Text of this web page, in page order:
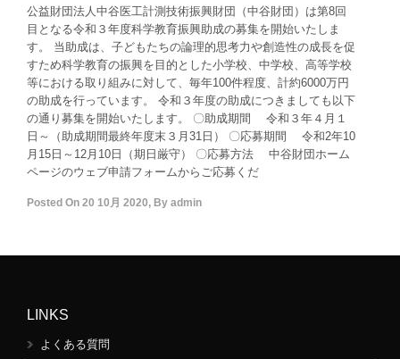
公益財団法人中谷医工計測技術振興財団（中谷財団）は第8回
目となる令和３年度科学教育振興助成の募集を開始いたしま
す。 当助成は、子どもたちの論理的思考力や創造性の成長を促
すため科学教育の振興を目的とした小学校、中学校、高等学校
等における取り組みに対して、毎年100件程度、計約6000万円
の助成を行っています。 令和３年度の助成につきましても以下
の通り募集を開始いたします。 〇助成期間 令和３年４月１
日～（助成期間最終年度末３月31日） 〇応募期間 令和2年10
月15日～12月10日（期日厳守） 〇応募方法 中谷財団ホーム
ページのウェブ申請フォームからご応募くだ
Posted On 20 10月 2020, By admin
LINKS
よくある質問